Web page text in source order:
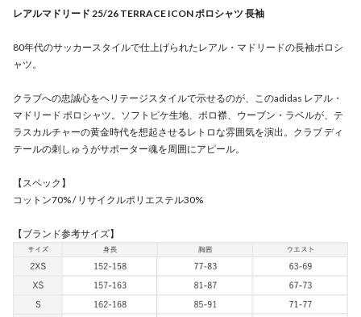
レアルマドリード 25/26 TERRACE ICON ポロシャツ 長袖
80年代のサッカースタイルで仕上げられたレアル・マドリードの長袖ポロシ
ャツ。
クラブへの忠誠心をヘリテージスタイルで示せるのが、このadidas レアル・
マドリード ポロシャツ。ソフトピケ生地、ポロ襟、ウーブン・ラベルが、テ
ラスカルチャーの黄金時代を想起させるレトロな雰囲気を演出。クラブ ディ
テールの刺しゅうがサポーター魂を周囲にアピール。
【スペック】
コットン70% / リサイクルポリエステル30%
【ブランド参考サイズ】